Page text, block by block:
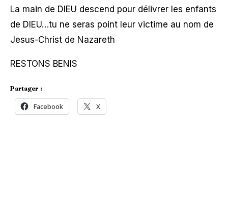
La main de DIEU descend pour délivrer les enfants
de DIEU…tu ne seras point leur victime au nom de
Jesus-Christ de Nazareth
RESTONS BENIS
Partager :
Facebook X